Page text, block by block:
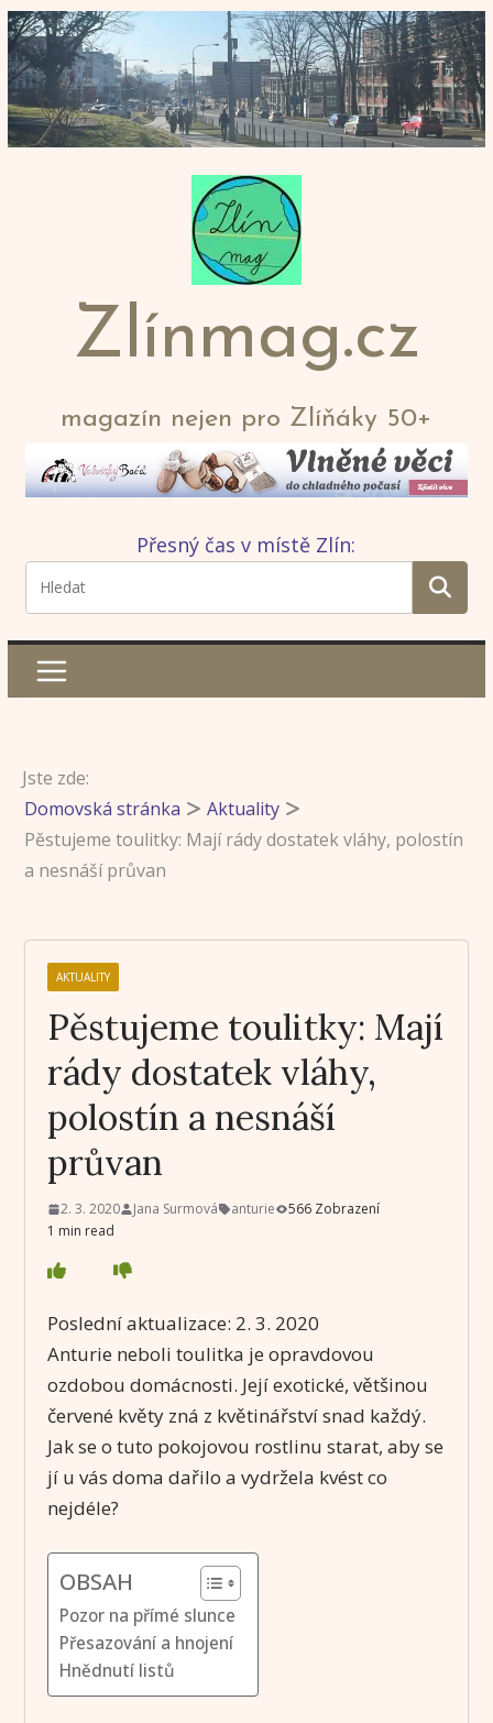
Přeskočit
na
obsah
Zlínmag.cz
magazín nejen pro Zlíňáky 50+
Přesný čas v místě Zlín:
Jste zde:
Domovská stránka
Aktuality
Pěstujeme toulitky: Mají rády dostatek vláhy, polostín
a nesnáší průvan
AKTUALITY
Pěstujeme toulitky: Mají
rády dostatek vláhy,
polostín a nesnáší
průvan
2. 3. 2020 Jana Surmová anturie
566 Zobrazení
1 min read
Poslední aktualizace: 2. 3. 2020
Anturie neboli toulitka je opravdovou
ozdobou domácnosti. Její exotické, většinou
červené květy zná z květinářství snad každý.
Jak se o tuto pokojovou rostlinu starat, aby se
jí u vás doma dařilo a vydržela kvést co
nejdéle?
OBSAH
Pozor na přímé slunce
Přesazování a hnojení
Hnědnutí listů